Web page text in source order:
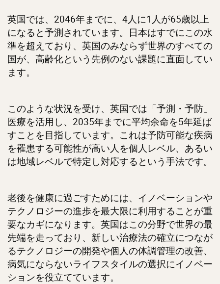
英国では、2046年までに、4人に1人が65歳以上
になると予測されています。日本はすでにこの水
準を超えており、英国のみならず世界のすべての
国が、高齢化という先例のない課題に直面してい
ます。
このような状況を受け、英国では「予測・予防」
医療を活用し、2035年までに平均余命を5年延ば
すことを目指しています。これは予防可能な疾病
を罹患する可能性が高い人を個人レベル、あるい
は地域レベルで特定し対応するという手法です。
老後を健康に過ごすためには、イノベーションや
テクノロジーの進歩を最大限に利用することが重
要なカギになります。英国はこの分野で世界の最
先端を走っており、新しい治療法の確立につなが
るテクノロジーの開発や個人の体調管理の改善、
病気にならないライフスタイルの選択にイノベー
ションを役立てています。